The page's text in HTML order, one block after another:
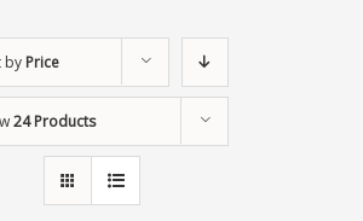
by Price
24 Products